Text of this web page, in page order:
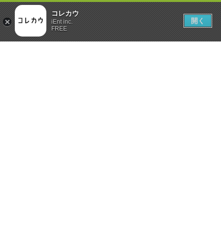
コレカウ
iEnt inc.
FREE
開く